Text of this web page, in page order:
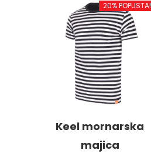
ima
više
varijanti.
Opcije
mogu
biti
izabrane
na
stranici
20% POPUSTA!
Keel mornarska
majica